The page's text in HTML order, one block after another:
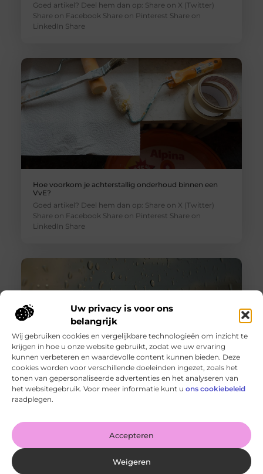
Uw privacy is voor ons
belangrijk
Wij gebruiken cookies en vergelijkbare technologieën om inzicht te
krijgen in hoe u onze website gebruikt, zodat we uw ervaring
kunnen verbeteren en waardevolle content kunnen bieden. Deze
cookies worden voor verschillende doeleinden ingezet, zoals het
tonen van gepersonaliseerde advertenties en het analyseren van
het websitegebruik. Voor meer informatie kunt u ons cookiebeleid
raadplegen.
Accepteren
Weigeren
Goed artikel? Deel hem dan op: Share on X (Twitter)
Share on Facebook Share on Pinterest Share on
LinkedIn Share
Hoe voorkom je achterstallig onderhoud binnen een
VvE?
Goed artikel? Deel hem dan op: Share on X (Twitter)
Share on Facebook Share on Pinterest Share on
LinkedIn Share
Wanneer schakel je een glaszetter in en wat kun je van
hem verwachten?
Goed artikel? Deel hem dan op: Share on X (Twitter)